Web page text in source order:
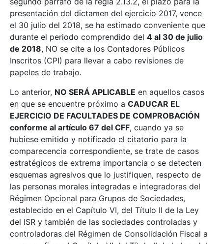
presentación del dictamen del ejercicio 2017, vence
el 30 julio del 2018, se ha estimado conveniente que
durante el periodo comprendido del 4 al 30 de julio
de 2018, NO se cite a los Contadores Públicos
Inscritos (CPI) para llevar a cabo revisiones de
papeles de trabajo.
Lo anterior, NO SERÁ APLICABLE en aquellos casos
en que se encuentre próximo a CADUCAR EL
EJERCICIO DE FACULTADES DE COMPROBACIÓN
conforme al artículo 67 del CFF, cuando ya se
hubiese emitido y notificado el citatorio para la
comparecencia correspondiente, se trate de casos
estratégicos de extrema importancia o se detecten
esquemas agresivos que lo justifiquen, respecto de
las personas morales integradas e integradoras del
Régimen Opcional para Grupos de Sociedades,
establecido en el Capítulo VI, del Título II de la Ley
del ISR y también de las sociedades controladas y
controladoras del Régimen de Consolidación Fiscal a